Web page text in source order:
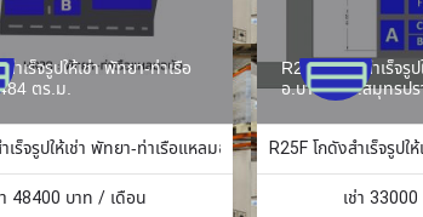
ำเร็จรูปให้เช่า พัทยา-ท่าเรือ
ตร.ม.
เร็จรูปให้เช่า พัทยา-ท่าเรือแหลมฉบัง 484 ตร.ม.
48400 บาท / เดือน
R25F โกดังสำเร็จรู
อ.บางพลี จ.สมุทรป
R25F โกดังสำเร็จรูป
เช่า 33000